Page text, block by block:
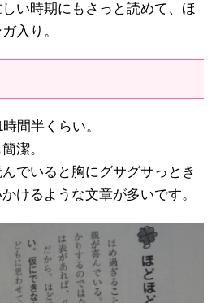
い時期にもさっと読めて、ほ
入り。
間半くらい。
潔。
でいると胸にグサグサっとき
けるような文章が多いです。